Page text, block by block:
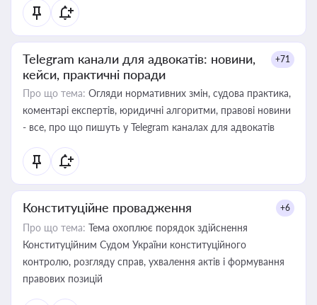
Telegram канали для адвокатів: новини,
кейси, практичні поради
+71
Про що тема: Огляди нормативних змін, судова практика,
коментарі експертів, юридичні алгоритми, правові новини
- все, про що пишуть у Telegram каналах для адвокатів
Конституційне провадження +6
Про що тема: Тема охоплює порядок здійснення
Конституційним Судом України конституційного
контролю, розгляду справ, ухвалення актів і формування
правових позицій